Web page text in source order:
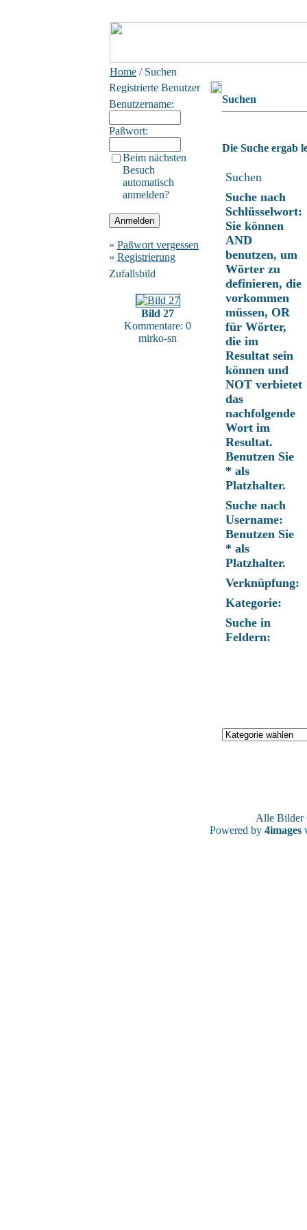
Home / Suchen
Registrierte Benutzer
Benutzername:
Paßwort:
Beim nächsten
Besuch
automatisch
anmelden?
» Paßwort vergessen
» Registrierung
Zufallsbild
Bild 27
Kommentare: 0
mirko-sn
Suchen
Die Suche ergab
Suchen
Suche nach
Schlüsselwort:
Sie können
AND
benutzen, um
Wörter zu
definieren, die
vorkommen
müssen, OR
für Wörter,
die im
Resultat sein
können und
NOT verbietet
das
nachfolgende
Wort im
Resultat.
Benutzen Sie
* als
Platzhalter.
Suche nach
Username:
Benutzen Sie
* als
Platzhalter.
Verknüpfung:
Kategorie:
Suche in
Feldern:
Alle
Powered by 4images